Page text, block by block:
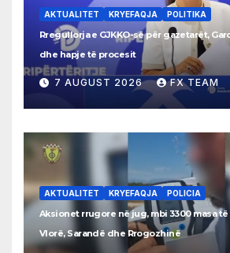
AKTUALITET KRYEFAQJA POLITIKA
Rregullorja e GJKKO-së për gazetarët,
dhe hapje të procesit
7 AUGUST 2026 FX TEAM
AKTUALITET KRYEFAQJA POLICIA
Aksionet rrugore në jug, mbi 3300 masa
Vlorë, Sarandë dhe Rrogozhinë